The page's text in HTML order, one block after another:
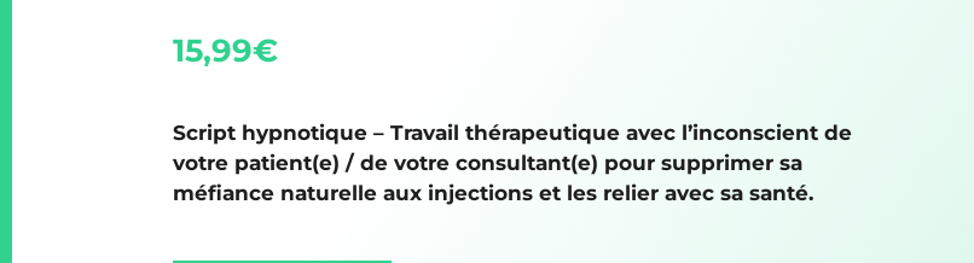
15,99€
Script hypnotique – Travail thérapeutique avec l’inconscient de
votre patient(e) / de votre consultant(e) pour supprimer sa
méfiance naturelle aux injections et les relier avec sa santé.